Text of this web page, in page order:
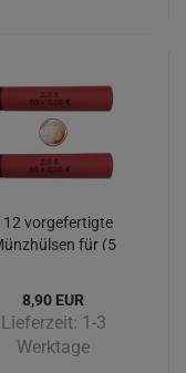
vorgefertigte
für (5
8,90 EUR
Lieferzeit: 1-3
Werktage